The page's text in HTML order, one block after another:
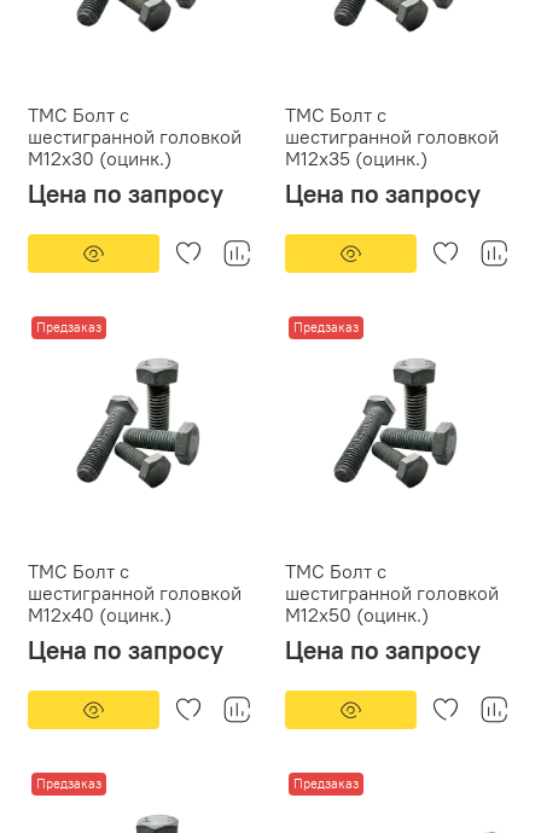
ТМС Болт с
шестигранной головкой
М12х30 (оцинк.)
Цена по запросу
ТМС Болт с
шестигранной головкой
М12х35 (оцинк.)
Цена по запросу
Предзаказ
ТМС Болт с
шестигранной головкой
М12х40 (оцинк.)
Цена по запросу
Предзаказ
ТМС Болт с
шестигранной головкой
М12х50 (оцинк.)
Цена по запросу
Предзаказ Предзаказ